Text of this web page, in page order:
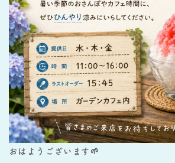
おはようございます🌱